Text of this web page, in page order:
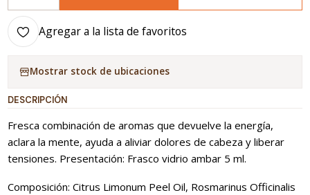
Agregar a la lista de favoritos
Mostrar stock de ubicaciones
DESCRIPCIÓN
Fresca combinación de aromas que devuelve la energía,
aclara la mente, ayuda a aliviar dolores de cabeza y liberar
tensiones. Presentación: Frasco vidrio ambar 5 ml.
Composición: Citrus Limonum Peel Oil, Rosmarinus Officinalis